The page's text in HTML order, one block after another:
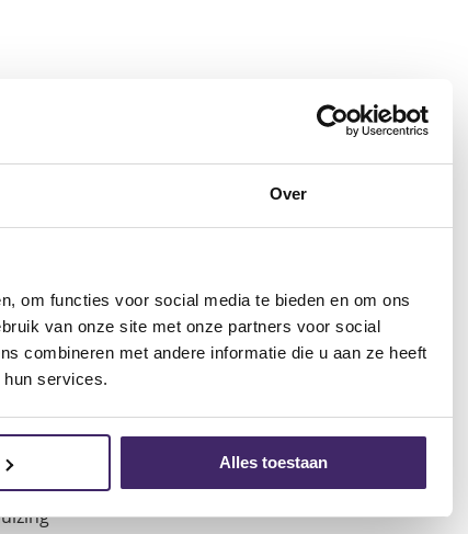
Over
om functies voor social media te bieden en om ons
van onze site met onze partners voor social
combineren met andere informatie die u aan ze heeft
services.
Alles toestaan